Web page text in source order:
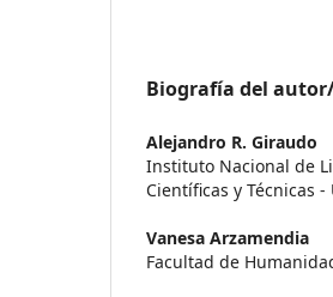
Biografía del
Alejandro R. Giraudo
Instituto Nacional de
Científicas y Técnicas
Vanesa Arzamendia
Facultad de